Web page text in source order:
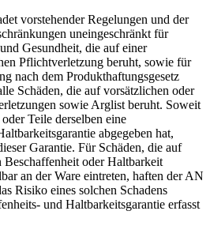
vorstehender Regelungen und der
uneingeschränkt für
Gesundheit, die auf einer
Pflichtverletzung beruht, sowie für
nach dem Produkthaftungsgesetz
Schäden, die auf vorsätzlichen oder
sowie Arglist beruht. Soweit
Teile derselben eine
abgegeben hat,
Garantie. Für Schäden, die auf
Beschaffenheit oder Haltbarkeit
an der Ware eintreten, haften der AN
Risiko eines solchen Schadens
und Haltbarkeitsgarantie erfasst